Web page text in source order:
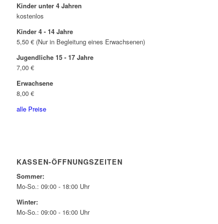
Kinder unter 4 Jahren
kostenlos
Kinder 4 - 14 Jahre
5,50 € (Nur in Begleitung eines Erwachsenen)
Jugendliche 15 - 17 Jahre
7,00 €
Erwachsene
8,00 €
alle Preise
KASSEN-ÖFFNUNGSZEITEN
Sommer:
Mo-So.: 09:00 - 18:00 Uhr
Winter:
Mo-So.: 09:00 - 16:00 Uhr